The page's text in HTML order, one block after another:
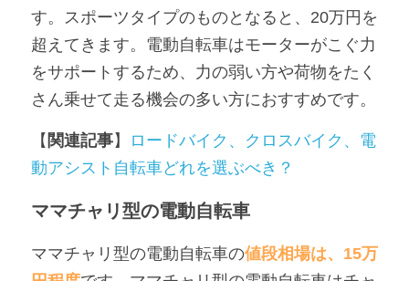
す。スポーツタイプのものとなると、20万円を
超えてきます。電動自転車はモーターがこぐ力
をサポートするため、力の弱い方や荷物をたく
さん乗せて走る機会の多い方におすすめです。
【 関連記事】
ロードバイク、クロスバイク、電
動アシスト自転車どれを選ぶべき？
ママチャリ型の電動自転車
ママチャリ型の電動自転車の値段相場は、15万